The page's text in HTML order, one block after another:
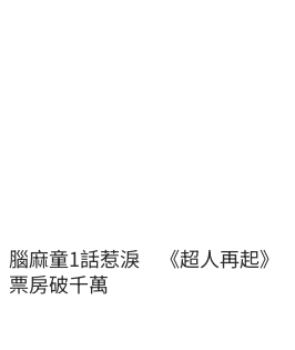
腦麻童1話惹淚　《超人再起》
票房破千萬